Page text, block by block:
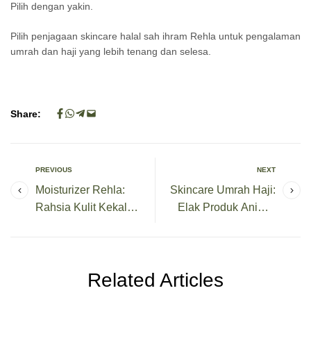
Pilih dengan yakin.
Pilih penjagaan skincare halal sah ihram Rehla untuk pengalaman
umrah dan haji yang lebih tenang dan selesa.
Share:
PREVIOUS
Moisturizer Rehla:
Rahsia Kulit Kekal
NEXT
Skincare Umrah Haji:
Elak Produk Animal
Related Articles